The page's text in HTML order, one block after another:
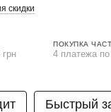
скидки
ПОКУПКА
4 платежа
Быстрый